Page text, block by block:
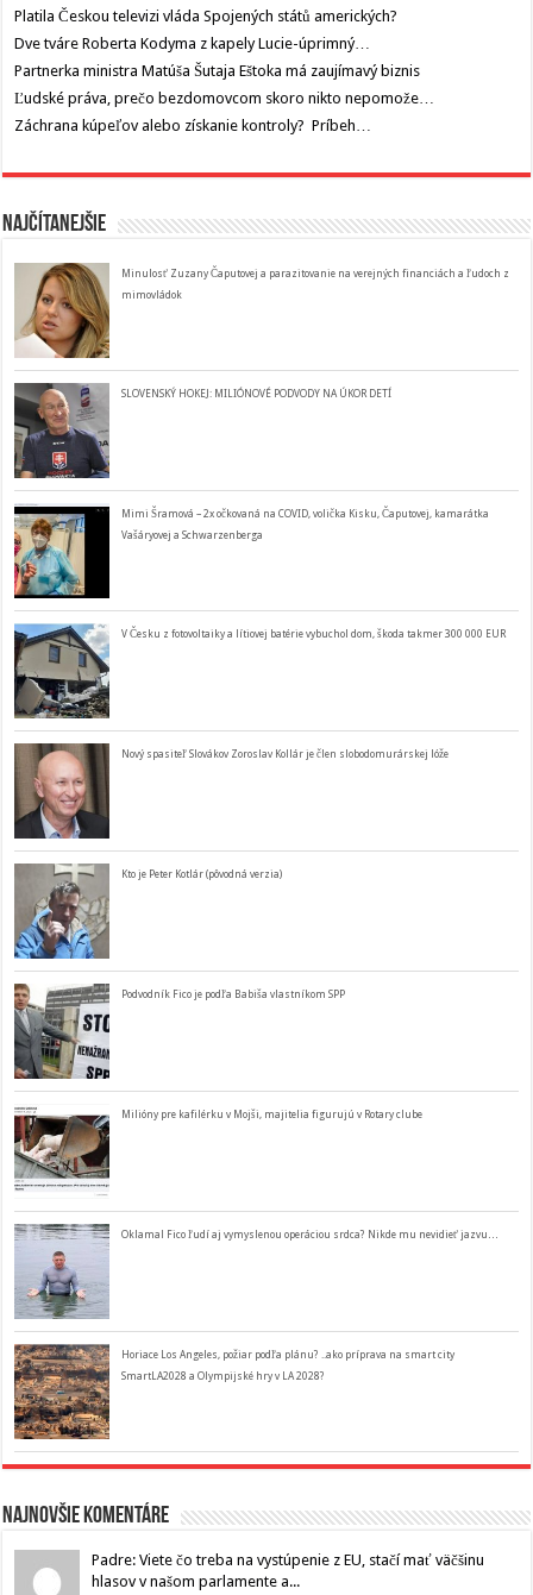
Platila Českou televizi vláda Spojených států amerických?
Dve tváre Roberta Kodyma z kapely Lucie-úprimný…
Partnerka ministra Matúša Šutaja Eštoka má zaujímavý biznis
Ľudské práva, prečo bezdomovcom skoro nikto nepomože…
Záchrana kúpeľov alebo získanie kontroly? Príbeh…
Najčítanejšie
Minulosť Zuzany Čaputovej a parazitovanie na verejných financiách a ľudoch z
mimovládok
SLOVENSKÝ HOKEJ: MILIÓNOVÉ PODVODY NA ÚKOR DETÍ
Mimi Šramová – 2x očkovaná na COVID, volička Kisku, Čaputovej, kamarátka
Vašáryovej a Schwarzenberga
V Česku z fotovoltaiky a lítiovej batérie vybuchol dom, škoda takmer 300 000 EUR
Nový spasiteľ Slovákov Zoroslav Kollár je člen slobodomurárskej lóže
Kto je Peter Kotlár (pôvodná verzia)
Podvodník Fico je podľa Babiša vlastníkom SPP
Milióny pre kafilérku v Mojši, majitelia figurujú v Rotary clube
Oklamal Fico ľudí aj vymyslenou operáciou srdca? Nikde mu nevidieť jazvu…
Horiace Los Angeles, požiar podľa plánu? ..ako príprava na smart city
SmartLA2028 a Olympijské hry v LA 2028?
Najnovšie komentáre
Padre: Viete čo treba na vystúpenie z EU, stačí mať väčšinu
hlasov v našom parlamente a...